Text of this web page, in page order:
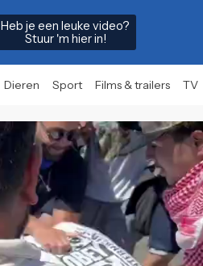
Heb je een leuke video?
Stuur 'm hier in!
Dieren Sport Films & trailers TV